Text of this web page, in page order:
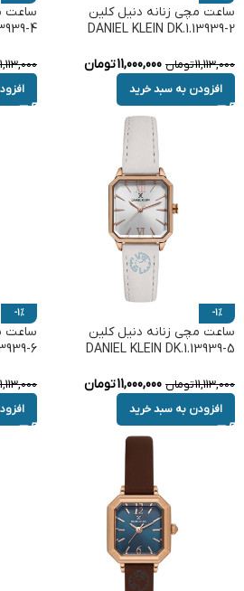
ساعت مچی زنانه دنیل کلین
DANIEL KLEIN DK.1.13939-2
11,113,000تومان 11,000,000تومان
افزودن به سبد خرید
ساعت
4
-1%
ساعت مچی زنانه دنیل کلین
DANIEL KLEIN DK.1.13939-5
11,113,000تومان 11,000,000تومان
افزودن به سبد خرید
-1%
ساعت
6